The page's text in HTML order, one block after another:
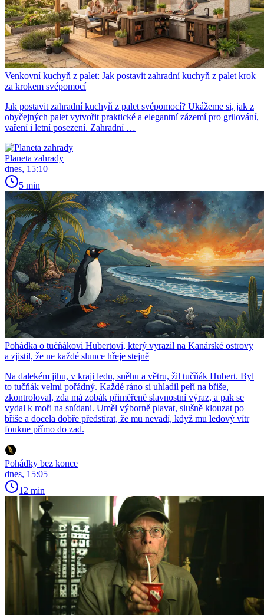
Venkovní kuchyň z palet: Jak postavit zahradní kuchyň z palet krok
za krokem svépomocí
Jak postavit zahradní kuchyň z palet svépomocí? Ukážeme si, jak z
obyčejných palet vytvořit praktické a elegantní zázemí pro grilování,
vaření i letní posezení. Zahradní …
Planeta zahrady
dnes, 15:10
5 min
Pohádka o tučňákovi Hubertovi, který vyrazil na Kanárské ostrovy
a zjistil, že ne každé slunce hřeje stejně
Na dalekém jihu, v kraji ledu, sněhu a větru, žil tučňák Hubert. Byl
to tučňák velmi pořádný. Každé ráno si uhladil peří na břiše,
zkontroloval, zda má zobák přiměřeně slavnostní výraz, a pak se
vydal k moři na snídani. Uměl výborně plavat, slušně klouzat po
břiše a docela dobře předstírat, že mu nevadí, když mu ledový vítr
foukne přímo do zad.
Pohádky bez konce
dnes, 15:05
12 min